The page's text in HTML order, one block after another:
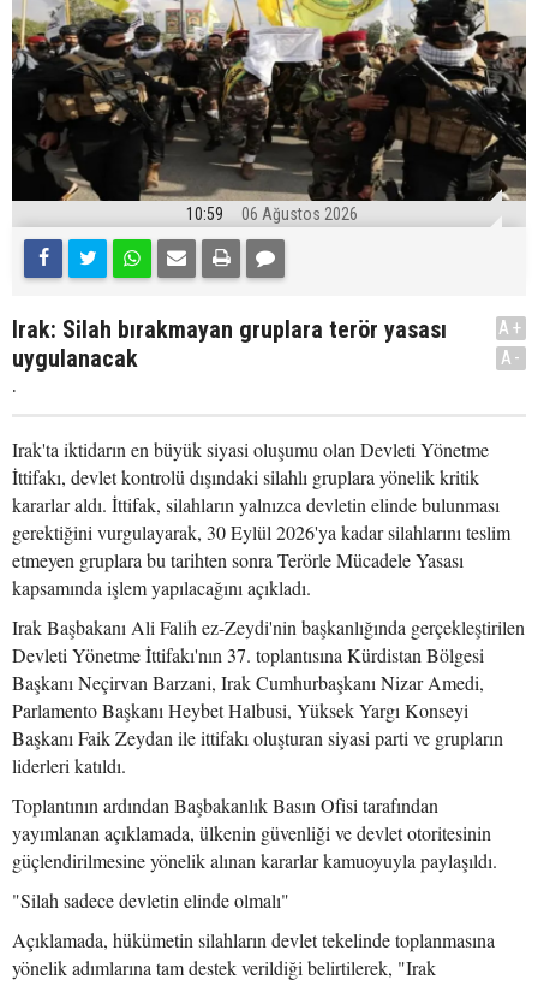
10:59 06 Ağustos 2026
Irak: Silah bırakmayan gruplara terör yasası
uygulanacak
.
A+
A-
Irak'ta iktidarın en büyük siyasi oluşumu olan Devleti Yönetme
İttifakı, devlet kontrolü dışındaki silahlı gruplara yönelik kritik
kararlar aldı. İttifak, silahların yalnızca devletin elinde bulunması
gerektiğini vurgulayarak, 30 Eylül 2026'ya kadar silahlarını teslim
etmeyen gruplara bu tarihten sonra Terörle Mücadele Yasası
kapsamında işlem yapılacağını açıkladı.
Irak Başbakanı Ali Falih ez-Zeydi'nin başkanlığında gerçekleştirilen
Devleti Yönetme İttifakı'nın 37. toplantısına Kürdistan Bölgesi
Başkanı Neçirvan Barzani, Irak Cumhurbaşkanı Nizar Amedi,
Parlamento Başkanı Heybet Halbusi, Yüksek Yargı Konseyi
Başkanı Faik Zeydan ile ittifakı oluşturan siyasi parti ve grupların
liderleri katıldı.
Toplantının ardından Başbakanlık Basın Ofisi tarafından
yayımlanan açıklamada, ülkenin güvenliği ve devlet otoritesinin
güçlendirilmesine yönelik alınan kararlar kamuoyuyla paylaşıldı.
"Silah sadece devletin elinde olmalı"
Açıklamada, hükümetin silahların devlet tekelinde toplanmasına
yönelik adımlarına tam destek verildiği belirtilerek, "Irak